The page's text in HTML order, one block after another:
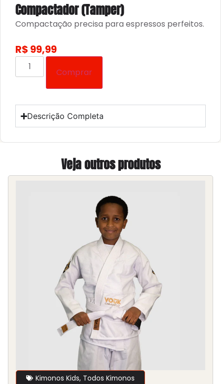
Compactador (Tamper)
Compactação precisa para espressos perfeitos.
R$ 99,99
Comprar
Descrição Completa
Veja outros produtos
Kimonos Kids, Todos Kimonos